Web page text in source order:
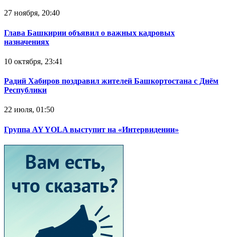
27 ноября, 20:40
Глава Башкирии объявил о важных кадровых
назначениях
10 октября, 23:41
Радий Хабиров поздравил жителей Башкортостана с Днём
Республики
22 июля, 01:50
Группа AY YOLA выступит на «Интервидении»